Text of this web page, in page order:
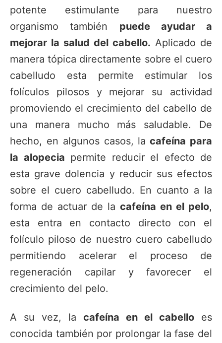
potente estimulante para nuestro
organismo también puede ayudar a
mejorar la salud del cabello. Aplicado de
manera tópica directamente sobre el cuero
cabelludo esta permite estimular los
folículos pilosos y mejorar su actividad
promoviendo el crecimiento del cabello de
una manera mucho más saludable. De
hecho, en algunos casos, la cafeína para
la alopecia permite reducir el efecto de
esta grave dolencia y reducir sus efectos
sobre el cuero cabelludo. En cuanto a la
forma de actuar de la cafeína en el pelo,
esta entra en contacto directo con el
folículo piloso de nuestro cuero cabelludo
permitiendo acelerar el proceso de
regeneración capilar y favorecer el
crecimiento del pelo.
A su vez, la cafeína en el cabello es
conocida también por prolongar la fase del